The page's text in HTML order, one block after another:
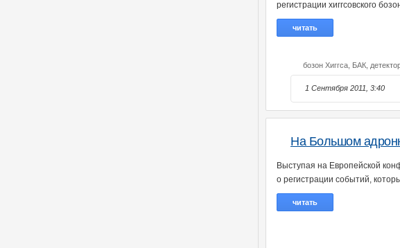
регистрации хиггсовского
читать
бозон Хиггса, БАК,
1 Сентября 2011, 3:40
На Большом
Выступая на Европейской
о регистрации событий,
читать